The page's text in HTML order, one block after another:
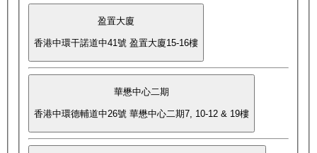
盈置大廈
香港中環干諾道中41號 盈置大廈15-16樓
華懋中心二期
香港中環德輔道中26號 華懋中心二期7, 10-12 & 19樓